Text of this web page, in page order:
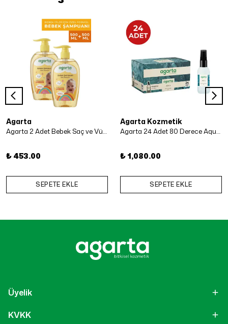
Agarta
Agarta 2 Adet Bebek Saç ve Vücut Şampuanı 500 Ml x 2 Adet
₺ 453.00
SEPETE EKLE
Agarta Kozmetik
Agarta 24 Adet 80 Derece Aqua Kolonya 50 ml
₺ 1,080.00
SEPETE EKLE
Üyelik
KVKK